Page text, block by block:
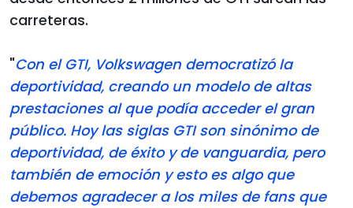
carreteras.
"Con el GTI, Volkswagen democratizó la
deportividad, creando un modelo de altas
prestaciones al que podía acceder el gran
público. Hoy las siglas GTI son sinónimo de
deportividad, de éxito y de vanguardia, pero
también de emoción y esto es algo que
debemos agradecer a los miles de fans que